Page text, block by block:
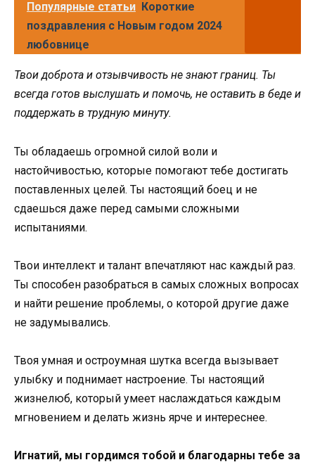
Популярные статьи Короткие
поздравления с Новым годом 2024
любовнице
Твои доброта и отзывчивость не знают границ. Ты
всегда готов выслушать и помочь, не оставить в беде и
поддержать в трудную минуту.
Ты обладаешь огромной силой воли и
настойчивостью, которые помогают тебе достигать
поставленных целей. Ты настоящий боец и не
сдаешься даже перед самыми сложными
испытаниями.
Твои интеллект и талант впечатляют нас каждый раз.
Ты способен разобраться в самых сложных вопросах
и найти решение проблемы, о которой другие даже
не задумывались.
Твоя умная и остроумная шутка всегда вызывает
улыбку и поднимает настроение. Ты настоящий
жизнелюб, который умеет наслаждаться каждым
мгновением и делать жизнь ярче и интереснее.
Игнатий, мы гордимся тобой и благодарны тебе за